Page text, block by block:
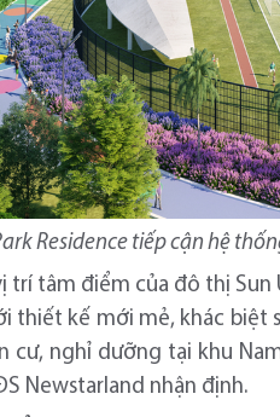
Residence tiếp cận hệ
trí tâm điểm của đô thị
thiết kế mới mẻ, khác biệt
nghỉ dưỡng tại khu
Newstarland nhận định.